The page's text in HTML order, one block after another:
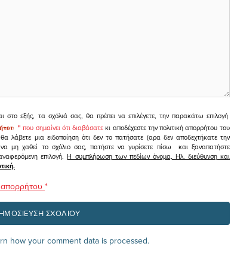
στο εξής, τα σχόλιά σας, θα πρέπει να επιλέγετε, την παρακάτω επιλογή
" που σημαίνει ότι διαβάσατεκι αποδέχεστε την πολιτική απορρήτου του
λάβετε μια ειδοποίηση ότι δεν το πατήσατε (αρα δεν αποδεχτήκατε την
μη χαθεί το σχόλιο σας, πατήστε να γυρίσετε πίσω και ξαναπατήστε
επιλογή.Η συμπλήρωση των πεδίων όνομα, Ηλ. διεύθυνση και
απορρήτου *
how your comment data is processed.